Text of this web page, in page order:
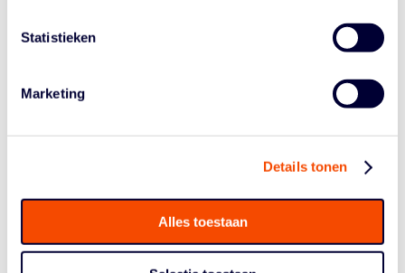
Statistieken
Marketing
Details tonen
Alles toestaan
beslissende derde game is weer in Oostende, op de
14e, wederom om half negen.
Algemene Vergadering